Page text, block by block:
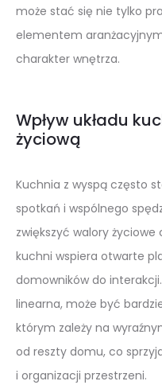
może stać się nie tylko
elementem
charakter wnętrza.
Wpływ układu
życiową
Kuchnia z wyspą często
spotkań i wspólnego
zwiększyć walory życiowe
kuchni wspiera otwarte
domowników do
linearna, może być
którym zależy na
od reszty domu, co
i organizacji przestrzeni.